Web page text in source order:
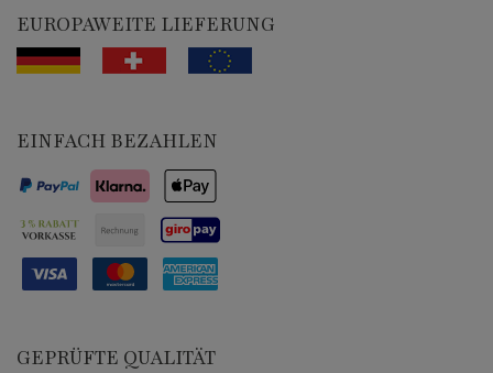
EUROPAWEITE LIEFERUNG
EINFACH BEZAHLEN
GEPRÜFTE QUALITÄT